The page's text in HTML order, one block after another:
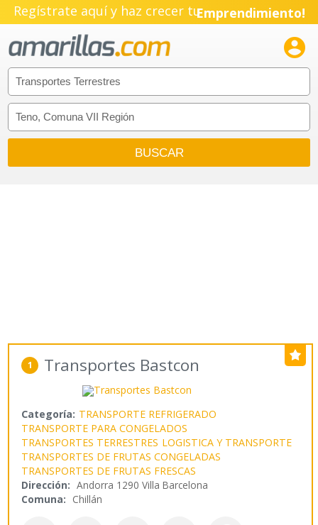
Regístrate aquí y haz crecer tuEmprendimiento!

1 Transportes Bastcon
Categoría: TRANSPORTE REFRIGERADO
TRANSPORTE PARA CONGELADOS
TRANSPORTES TERRESTRES LOGISTICA Y TRANSPORTE
TRANSPORTES DE FRUTAS CONGELADAS
TRANSPORTES DE FRUTAS FRESCAS
Dirección: Andorra 1290 Villa Barcelona
Comuna: Chillán